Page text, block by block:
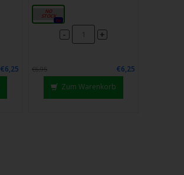
€6,25
18mg
0x
- +
€6,95
€6,25
Zum Warenkorb